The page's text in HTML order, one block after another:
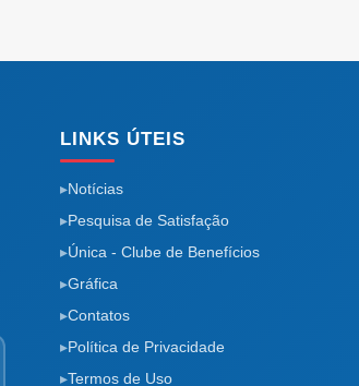
LINKS ÚTEIS
Notícias
Pesquisa de Satisfação
Única - Clube de Benefícios
Gráfica
Contatos
Política de Privacidade
Termos de Uso